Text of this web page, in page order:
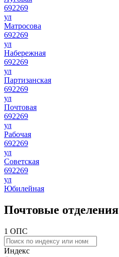
692269
ул
Матросова
692269
ул
Набережная
692269
ул
Партизанская
692269
ул
Почтовая
692269
ул
Рабочая
692269
ул
Советская
692269
ул
Юбилейная
Почтовые отделения
1 ОПС
Индекс